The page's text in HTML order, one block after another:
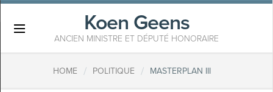
Koen Geens
ANCIEN MINISTRE ET DÉPUTÉ HONORAIRE
HOME / POLITIQUE / MASTERPLAN III